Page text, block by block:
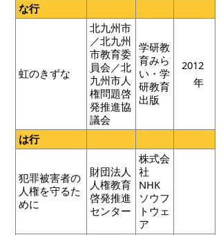
な行
虹のきずな
北九州市
／北九州
市教育委
員会／北
九州市人
権問題啓
発推進協
議会
学研教
育みら
い・学
研教育
出版
2012
年
は行
犯罪被害者の
人権を守るた
めに
財団法人
人権教育
啓発推進
センター
株式会
社
NHK
ソウフ
トウェ
ア